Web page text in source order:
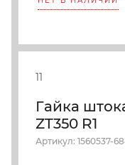
11
Гайка
ZT350 R1
Артикул: 1560537-